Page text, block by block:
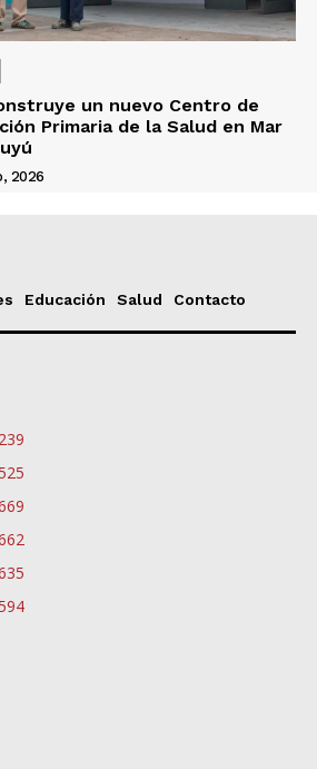
un nuevo Centro de
Primaria de la Salud en Mar
2026
Educación Salud Contacto